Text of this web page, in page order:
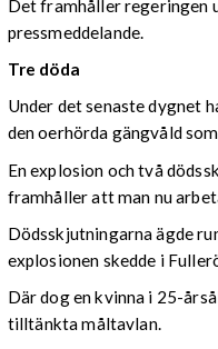
Det framhåller regeringen
pressmeddelande.
Tre döda
Under det senaste dygnet
den oerhörda gängvåld
En explosion och två
framhåller att man nu
Dödsskjutningarna ägde
explosionen skedde i
Där dog en kvinna i 25-
tilltänkta måltavlan.